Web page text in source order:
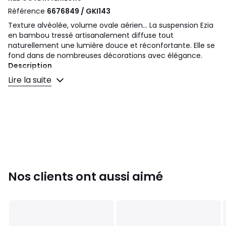
Référence 6676849 / GKI143
Texture alvéolée, volume ovale aérien... La suspension Ezia
en bambou tressé artisanalement diffuse tout
naturellement une lumière douce et réconfortante. Elle se
fond dans de nombreuses décorations avec élégance.
Description
• En bambou
• Support pour douille E27
• Hauteur : 35 cm
Lire la suite
Nos clients ont aussi aimé